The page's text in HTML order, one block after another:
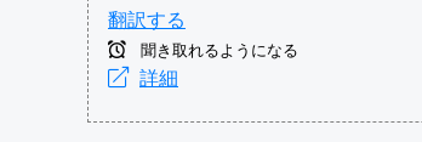
翻訳する
聞き取れるようになる
詳細